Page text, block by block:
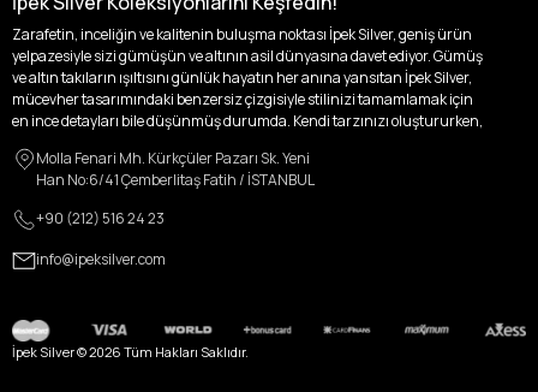
Zarafetin, inceliğin ve kalitenin buluşma noktası İpek Silver, geniş ürün
yelpazesiyle sizi gümüşün ve altının asil dünyasına davet ediyor. Gümüş
ve altın takıların ışıltısını günlük hayatın her anına yansıtan İpek Silver,
mücevher tasarımındaki benzersiz çizgisiyle stilinizi tamamlamak için
en ince detayları bile düşünmüş durumda. Kendi tarzınızı oluştururken,
özgünlüğünüzü ön plana çıkaracak tasarımlarımızla tanışın.
İpek Silver’da her bir parça, sizin benzersiz hikayenizi anlatıyor. İster
kendinizi ifade etmek için özel bir parça arayışında olun, ister
sevdiklerinize unutulmaz bir hediye vermek isteyin, her zevke ve her anı
ölümsüzleştirecek anlara uygun seçeneklerimizle yanınızdayız.
İpek Silver Kadın Koleksiyonu, zarafeti ve ihtişamı bir arada sunarak, her
kadının içindeki ışığı dışa vuruyor. Altın küpeler, her kulağa melodik bir
Molla Fenari Mh. Kürkçüler Pazarı Sk. Yeni
Han No:6/41 Çemberlitaş Fatih / İSTANBUL
+90 (212) 516 24 23
info@ipeksilver.com
İpek Silver ©2026 Tüm Hakları Saklıdır.